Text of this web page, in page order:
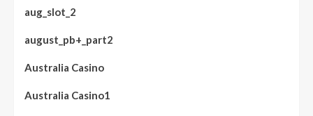
aug_slot_2
august_pb+_part2
Australia Casino
Australia Casino1